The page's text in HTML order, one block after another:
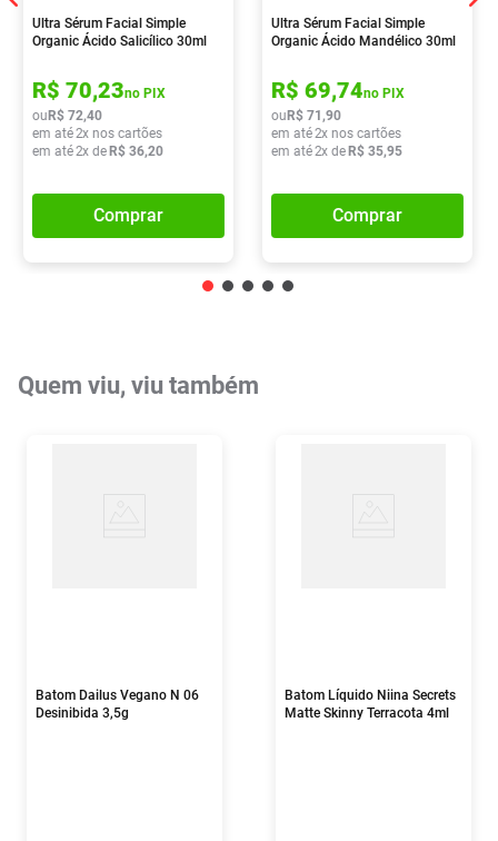
Ultra Sérum Facial Simple
Organic Ácido Salicílico 30ml
R$ 70,23no PIX
ou R$ 72,40
em até2x nos cartões
em até2x de R$ 36,20
Comprar
Ultra Sérum Facial Simple
Organic Ácido Mandélico 30ml
R$ 69,74no PIX
ou R$ 71 ,90
em até2x nos cartões
em até2x de R$ 35,95
Comprar
Quem viu, viu também
Batom Dailus Vegano N 06
Desinibida 3,5g
Batom Líquido Niina Secrets
Matte Skinny Terracota 4ml